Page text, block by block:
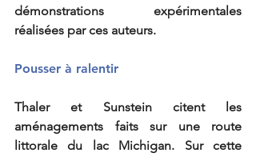
démonstrations expérimentales
réalisées par ces auteurs.
Pousser à ralentir
Thaler et Sunstein citent les
aménagements faits sur une route
littorale du lac Michigan. Sur cette